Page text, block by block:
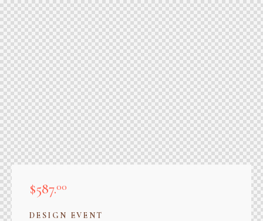
$587.00
DESIGN EVENT